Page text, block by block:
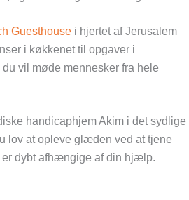
Guesthouse i hjertet af Jerusalem
i køkkenet til opgaver i
vil møde mennesker fra hele
handicaphjem Akim i det sydlige
lov at opleve glæden ved at tjene
er dybt afhængige af din hjælp.